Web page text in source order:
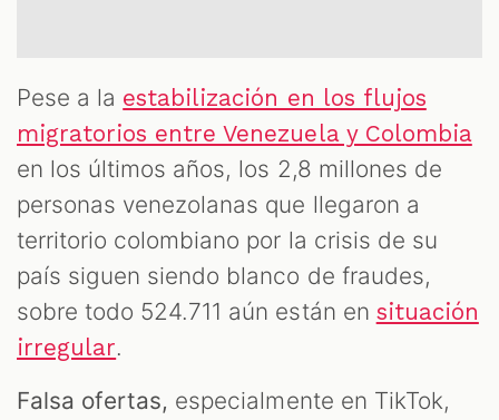
Pese a la estabilización en los flujos
migratorios entre Venezuela y Colombia
en los últimos años, los 2,8 millones de
personas venezolanas que llegaron a
territorio colombiano por la crisis de su
país siguen siendo blanco de fraudes,
sobre todo 524.711 aún están en situación
irregular.
Falsa ofertas, especialmente en TikTok,